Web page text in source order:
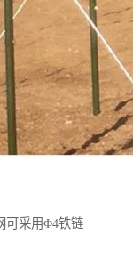
可采用Φ4铁链